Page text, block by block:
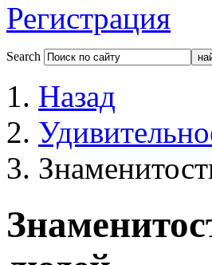
Регистрация
Search
Назад